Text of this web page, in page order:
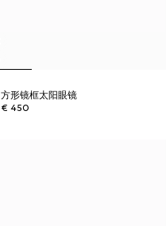
方形镜框太阳眼镜
€ 450